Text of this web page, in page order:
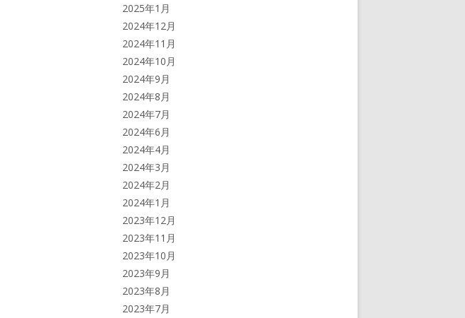
2025年1月
2024年12月
2024年11月
2024年10月
2024年9月
2024年8月
2024年7月
2024年6月
2024年4月
2024年3月
2024年2月
2024年1月
2023年12月
2023年11月
2023年10月
2023年9月
2023年8月
2023年7月